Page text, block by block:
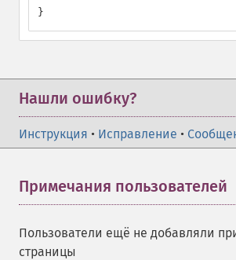
}
Нашли ошибку?
Инструкция • Исправление •
Примечания пользователей
Пользователи ещё не добавляли
страницы